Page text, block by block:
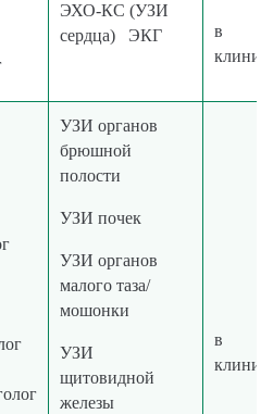
ЭХО-КС (УЗИ
сердца) ЭКГ
в
УЗИ органов
брюшной
полости
УЗИ почек
УЗИ органов
малого таза/
мошонки
УЗИ
щитовидной
железы
в